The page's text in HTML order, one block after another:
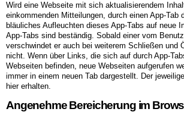
Wird eine Webseite mit sich aktualisierendem
einkommenden Mitteilungen, durch einen App-Tab
bläuliches Aufleuchten dieses App-Tabs auf neue
App-Tabs sind beständig. Sobald einer vom
verschwindet er auch bei weiterem Schließen und
nicht. Wenn über Links, die sich auf durch App-
Webseiten befinden, neue Webseiten aufgerufen
immer in einem neuen Tab dargestellt. Der
hier erhalten.
Angenehme Bereicherung im